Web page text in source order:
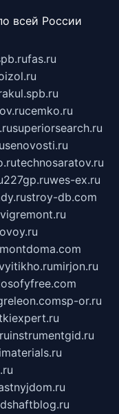
всей России
fas.ru
cemko.ru
superiorsearch.ru
senovosti.ru
technosaratov.ru
227gp.ruwes-ex.ru
stroy-db.com
mirjon.ru
sp-or.ru
instrumentgid.ru